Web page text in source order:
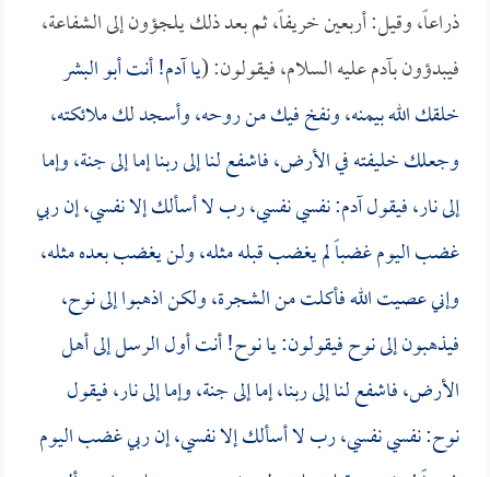
ذراعاً، وقيل: أربعين خريفاً، ثم بعد ذلك يلجؤون إلى الشفاعة،
فيبدؤون بآدم عليه السلام، فيقولون: (يا آدم! أنت أبو البشر
خلقك الله بيمنه، ونفخ فيك من روحه، وأسجد لك ملائكته،
وجعلك خليفته في الأرض، فاشفع لنا إلى ربنا إما إلى جنة، وإما
إلى نار، فيقول آدم: نفسي نفسي، رب لا أسألك إلا نفسي، إن ربي
غضب اليوم غضباً لم يغضب قبله مثله، ولن يغضب بعده مثله،
وإني عصيت الله فأكلت من الشجرة، ولكن اذهبوا إلى نوح،
فيذهبون إلى نوح فيقولون: يا نوح! أنت أول الرسل إلى أهل
الأرض، فاشفع لنا إلى ربنا، إما إلى جنة، وإما إلى نار، فيقول
نوح: نفسي نفسي، رب لا أسألك إلا نفسي، إن ربي غضب اليوم